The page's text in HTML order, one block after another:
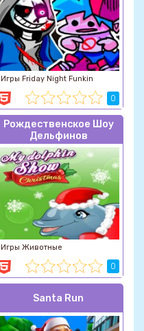
Игры Friday Night Funkin
0
Рождественское Шоу
Дельфинов
Игры Животные
0
Santa Run